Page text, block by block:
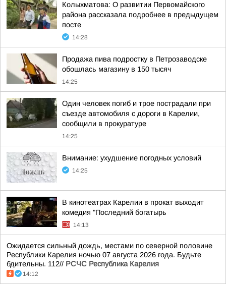
Колыхматова: О развитии Первомайского
района рассказала подробнее в предыдущем
посте
14:28
Продажа пива подростку в Петрозаводске
обошлась магазину в 150 тысяч
14:25
Один человек погиб и трое пострадали при
съезде автомобиля с дороги в Карелии,
сообщили в прокуратуре
14:25
Внимание: ухудшение погодных условий
14:25
В кинотеатрах Карелии в прокат выходит
комедия "Последний богатырь
14:13
Ожидается сильный дождь, местами по северной половине
Республики Карелия ночью 07 августа 2026 года. Будьте
бдительны. 112// РСЧС Республика Карелия
14:12